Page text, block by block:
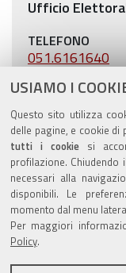
USIAMO I
Questo sito utilizza
delle pagine, e cookie
tutti i cookiesi
profilazione.
necessari alla
disponibili. Le
momento dal menu
Per maggiori
Policy.
Ufficio
TELEFONO
051.6161640
EMAIL